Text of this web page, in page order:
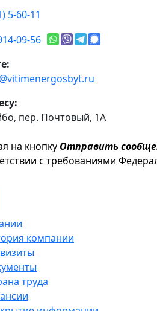
5-60-11
09-56
пер. Почтовый, 1А
на кнопку Отправить
с требованиями
компании
труда